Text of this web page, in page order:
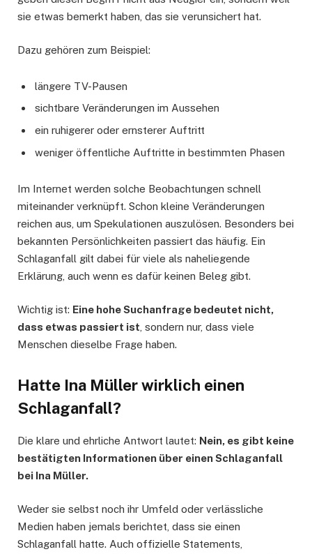
sie etwas bemerkt haben, das sie verunsichert hat.
Dazu gehören zum Beispiel:
längere TV-Pausen
sichtbare Veränderungen im Aussehen
ein ruhigerer oder ernsterer Auftritt
weniger öffentliche Auftritte in bestimmten Phasen
Im Internet werden solche Beobachtungen schnell
miteinander verknüpft. Schon kleine Veränderungen
reichen aus, um Spekulationen auszulösen. Besonders bei
bekannten Persönlichkeiten passiert das häufig. Ein
Schlaganfall gilt dabei für viele als naheliegende
Erklärung, auch wenn es dafür keinen Beleg gibt.
Wichtig ist: Eine hohe Suchanfrage bedeutet nicht,
dass etwas passiert ist , sondern nur, dass viele
Menschen dieselbe Frage haben.
Hatte Ina Müller wirklich einen
Schlaganfall?
Die klare und ehrliche Antwort lautet: Nein, es gibt keine
bestätigten Informationen über einen Schlaganfall
bei Ina Müller.
Weder sie selbst noch ihr Umfeld oder verlässliche
Medien haben jemals berichtet, dass sie einen
Schlaganfall hatte. Auch offizielle Statements,